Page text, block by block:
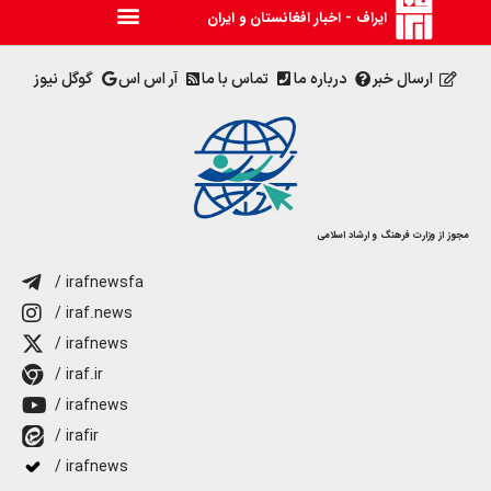
ایراف - اخبار افغانستان و ایران
ارسال خبر درباره ما تماس با ما آر اس اس گوگل نیوز
مجوز از وزارت فرهنگ و ارشاد اسلامی
/ irafnewsfa
/ iraf.news
/ irafnews
/ iraf.ir
/ irafnews
/ irafir
/ irafnews